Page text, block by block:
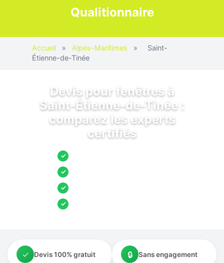
Qualitionnaire
Accueil » Alpes-Maritimes »
Saint-
Étienne-de-Tinée
Devis pour fenêtres à
Saint-Étienne-de-Tinée :
comparez les experts
certifiés
✓
✓
✓
✓
✓ Devis 100% gratuit 🔒 Sans engagement